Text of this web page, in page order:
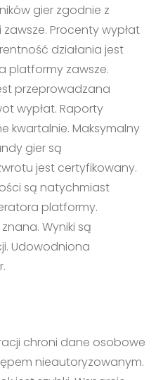
gier zgodnie z
Procenty wypłat
działania jest
platformy zawsze.
przeprowadzana
wypłat. Raporty
kwartalnie. Maksymalny
gier są
jest certyfikowany.
są natychmiast
platformy.
Wyniki są
Udowodniona
chroni dane osobowe
nieautoryzowanym.